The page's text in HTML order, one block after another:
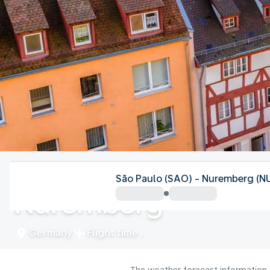
Nuremberg
Germany Flight time
São Paulo (SAO) - Nuremberg